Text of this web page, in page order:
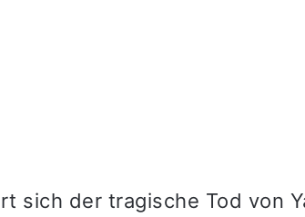
sich der tragische Tod von